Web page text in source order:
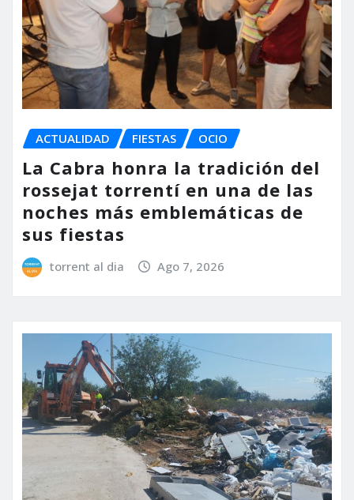
ACTUALIDAD FIESTAS OCIO
La Cabra honra la tradición del
rossejat torrentí en una de las
noches más emblemáticas de
sus fiestas
torrent al dia Ago 7, 2026